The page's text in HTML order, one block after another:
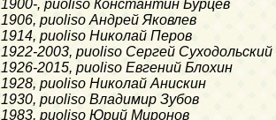
1900-, puoliso Константин Бурцев
1906, puoliso Андрей Яковлев
1914, puoliso Николай Перов
1922-2003, puoliso Сергей Суходольский
1926-2015, puoliso Евгений Блохин
1928, puoliso Николай Анискин
1930, puoliso Владимир Зубов
1983, puoliso Юрий Миронов